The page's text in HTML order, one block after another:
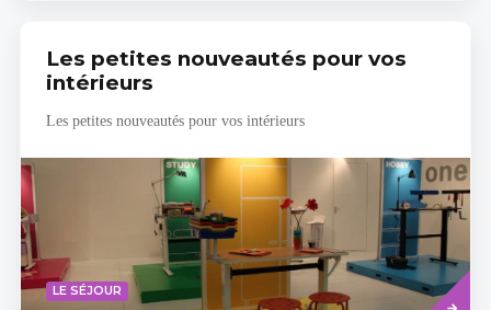
Les petites nouveautés pour vos
intérieurs
Les petites nouveautés pour vos intérieurs
LE SÉJOUR
Read
more